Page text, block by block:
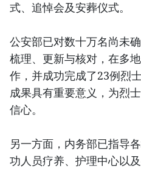
式、追悼会及安葬仪式。
公安部已对数十万名尚未
梳理、更新与核对，在多
作，并成功完成了23例烈
成果具有重要意义，为烈
信心。
另一方面，内务部已指导
功人员疗养、护理中心以